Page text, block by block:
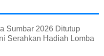
Sumbar 2026 Ditutup
Serahkan Hadiah Lomba